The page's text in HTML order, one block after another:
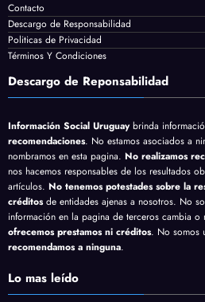
Contacto
Descargo de Responsabilidad
Politicas de Privacidad
Términos Y Condiciones
Descargo de Reponsabilidad
Información Social Uruguaybrinda
recomendaciones. No estamos asociados a
nombramos en esta pagina. No realizamos
nos hacemos responsables de los resultados
artículos. No tenemos potestades sobre la
créditosde entidades ajenas a nosotros. No
información en la pagina de terceros cambia
ofrecemos prestamos ni créditos. No somos
recomendamos a ninguna.
Lo mas leído